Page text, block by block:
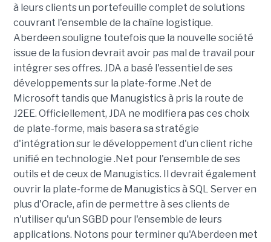
à leurs clients un portefeuille complet de solutions
couvrant l'ensemble de la chaîne logistique.
Aberdeen souligne toutefois que la nouvelle société
issue de la fusion devrait avoir pas mal de travail pour
intégrer ses offres. JDA a basé l'essentiel de ses
développements sur la plate-forme .Net de
Microsoft tandis que Manugistics à pris la route de
J2EE. Officiellement, JDA ne modifiera pas ces choix
de plate-forme, mais basera sa stratégie
d'intégration sur le développement d'un client riche
unifié en technologie .Net pour l'ensemble de ses
outils et de ceux de Manugistics. Il devrait également
ouvrir la plate-forme de Manugistics à SQL Server en
plus d'Oracle, afin de permettre à ses clients de
n'utiliser qu'un SGBD pour l'ensemble de leurs
applications. Notons pour terminer qu'Aberdeen met